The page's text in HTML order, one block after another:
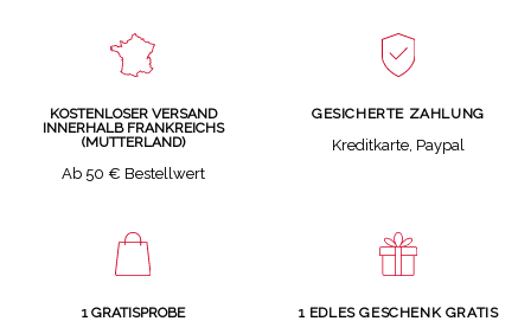
KOSTENLOSER VERSAND
INNERHALB FRANKREICHS
(MUTTERLAND)
Ab 50 € Bestellwert
GESICHERTE ZAHLUNG
Kreditkarte, Paypal
1 GRATISPROBE 1 EDLES GESCHENK GRATIS